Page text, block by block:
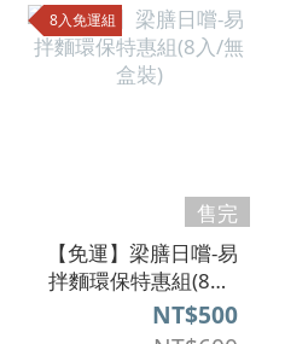
8入免運組
售完
【免運】梁膳日嚐-易
拌麵環保特惠組(8入/
無盒裝)
NT$500